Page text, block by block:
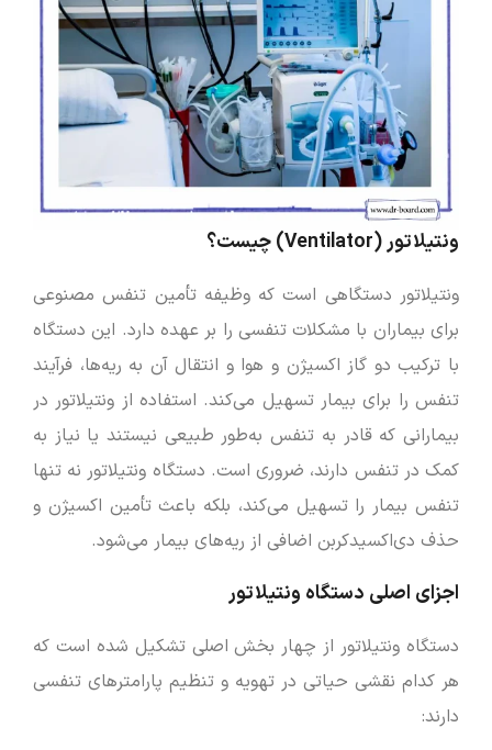
ونتیلاتور (Ventilator) چیست؟
ونتیلاتور دستگاهی است که وظیفه تأمین تنفس مصنوعی
برای بیماران با مشکلات تنفسی را بر عهده دارد. این دستگاه
با ترکیب دو گاز اکسیژن و هوا و انتقال آن به ریه‌ها، فرآیند
تنفس را برای بیمار تسهیل می‌کند. استفاده از ونتیلاتور در
بیمارانی که قادر به تنفس به‌طور طبیعی نیستند یا نیاز به
کمک در تنفس دارند، ضروری است. دستگاه ونتیلاتور نه تنها
تنفس بیمار را تسهیل می‌کند، بلکه باعث تأمین اکسیژن و
حذف دی‌اکسیدکربن اضافی از ریه‌های بیمار می‌شود.
اجزای اصلی دستگاه ونتیلاتور
دستگاه ونتیلاتور از چهار بخش اصلی تشکیل شده است که
هر کدام نقشی حیاتی در تهویه و تنظیم پارامترهای تنفسی
دارند: